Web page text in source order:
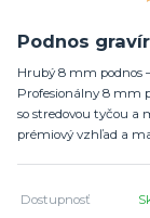
Podnos
Hrubý 8 mm podnos
Profesionálny 8 mm
so stredovou tyčou a
prémiový vzhľad a
Dostupnosť